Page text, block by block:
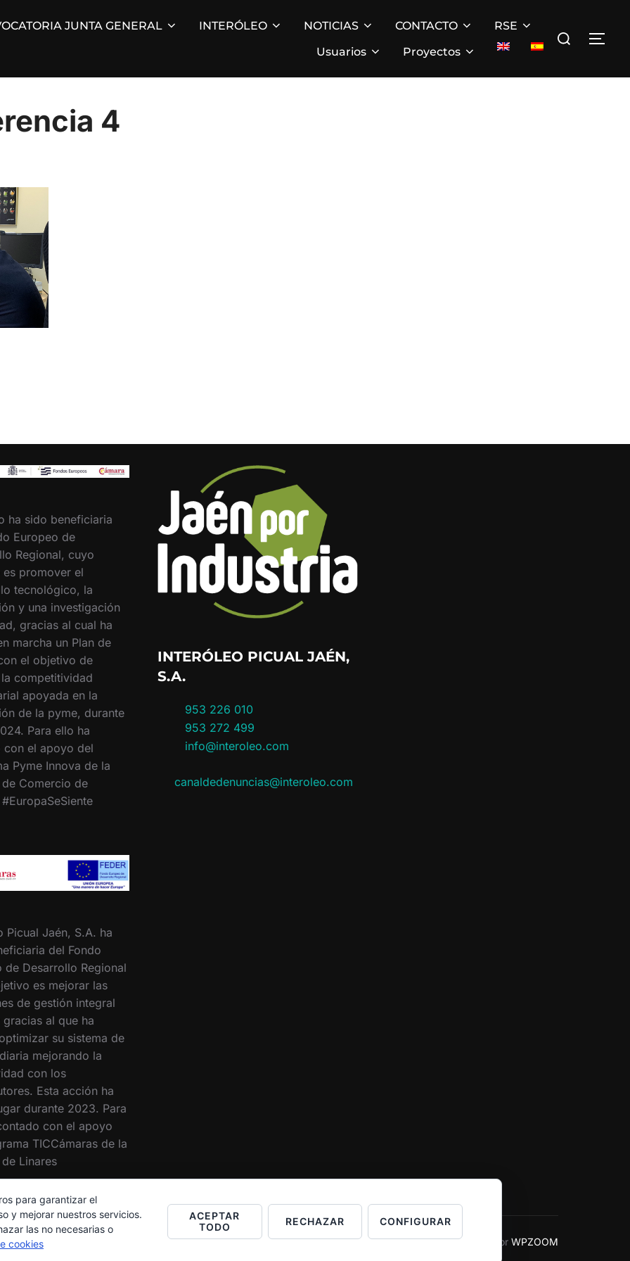
JUNTA GENERAL INTERÓLEO NOTICIAS CONTACTO
RSE
Usuarios
Proyectos
Buscar:
4
ha sido beneficiaria
Europeo de
Regional, cuyo
promover el
tecnológico, la
y una investigación
gracias al cual ha
marcha un Plan de
el objetivo de
competitividad
apoyada en la
de la pyme, durante
Para ello ha
con el apoyo del
Pyme Innova de la
de Comercio de
Picual Jaén, S.A. ha
del Fondo
de Desarrollo Regional
es mejorar las
de gestión integral
al que ha
su sistema de
mejorando la
con los
Esta acción ha
durante 2023. Para
con el apoyo
TICCámaras de la
Linares
INTERÓLEO PICUAL JAÉN,
S.A.
953 226 010
953 272 499
info@interoleo.com
canaldedenuncias@interoleo.com
Inspiro Theme por WPZOOM
para garantizar el
y mejorar nuestros servicios.
las no necesarias o
cookies
ACEPTAR
TODO
RECHAZAR CONFIGURAR